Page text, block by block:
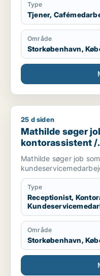
Type
Tjener,
Område
Storkøbenhavn,
Mathilde søger job
25 d siden
Mathilde søger
kontorassistent /
Mathilde søger job
Type
Receptionist,
Område
Storkøbenhavn,